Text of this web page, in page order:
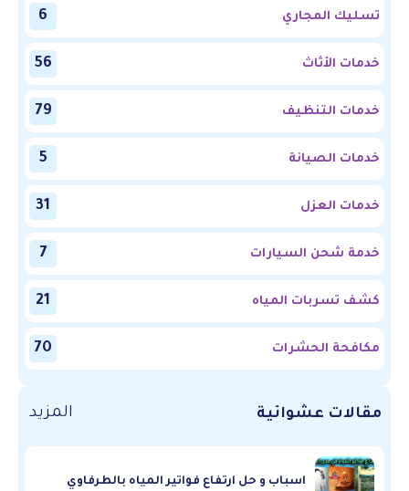
تسليك المجاري 6
خدمات الأثاث 56
خدمات التنظيف 79
خدمات الصيانة 5
خدمات العزل 31
خدمة شحن السيارات 7
كشف تسربات المياه 21
مكافحة الحشرات 70
مقالات عشوائية المزيد
اسباب و حل ارتفاع فواتير المياه بالطرفاوي